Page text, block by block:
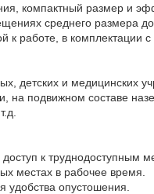
компактный размер и
среднего размера
работе, в комплектации
детских и медицинских
на подвижном составе
к труднодоступным
местах в рабочее время.
опустошения.